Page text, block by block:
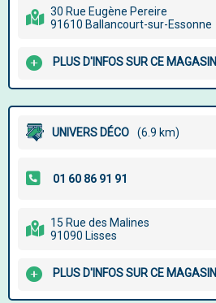
30 Rue Eugène Pereire
91610 Ballancourt-sur-Essonne
PLUS D'INFOS SUR CE MAGASIN
UNIVERS DÉCO (6.9 km)
15 Rue des Malines
91090 Lisses
PLUS D'INFOS SUR CE MAGASIN